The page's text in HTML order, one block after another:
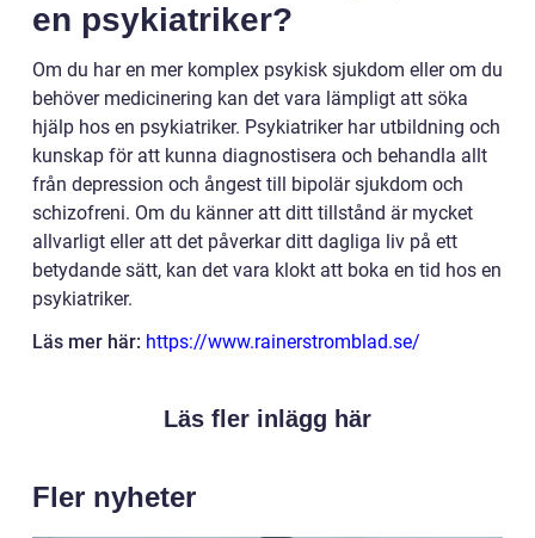
en psykiatriker?
Om du har en mer komplex psykisk sjukdom eller om du
behöver medicinering kan det vara lämpligt att söka
hjälp hos en psykiatriker. Psykiatriker har utbildning och
kunskap för att kunna diagnostisera och behandla allt
från depression och ångest till bipolär sjukdom och
schizofreni. Om du känner att ditt tillstånd är mycket
allvarligt eller att det påverkar ditt dagliga liv på ett
betydande sätt, kan det vara klokt att boka en tid hos en
psykiatriker.
Läs mer här: https://www.rainerstromblad.se/
Läs fler inlägg här
Fler nyheter